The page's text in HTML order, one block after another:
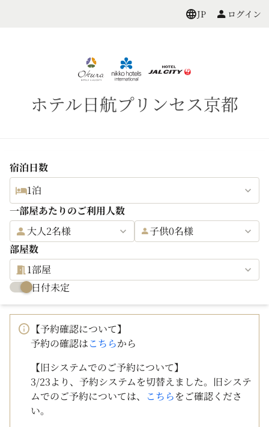
JP ログイン
ホテル日航プリンセス京都
宿泊日数
1泊
一部屋あたりのご利用人数
大人2名様
子供0名様
部屋数
1部屋
日付未定
【予約確認について】
予約の確認はこちらから
【旧システムでのご予約について】
3/23より、予約システムを切替えました。旧システ
ムでのご予約については、
こちらをご確認くださ
い。